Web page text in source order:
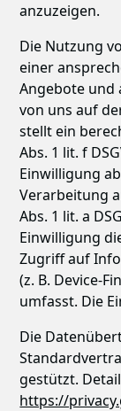
anzuzeigen.
Die Nutzung
einer
Angebote und
von uns auf
stellt ein
Abs. 1 lit. f
Einwilligung
Verarbeitung
Abs. 1 lit. a
Einwilligung
Zugriff auf
(z. B. Device-
umfasst. Die
Die
gestützt.
https://